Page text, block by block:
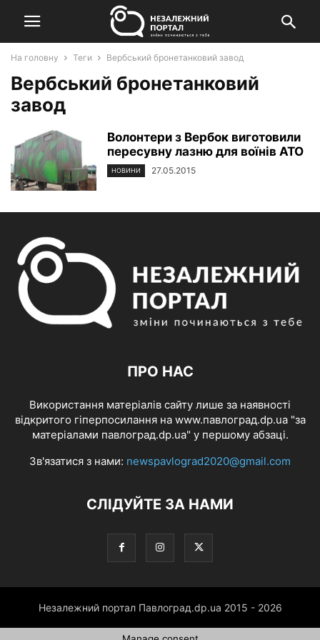
На головну Теги Вербський бронетанковий завод
Вербський бронетанковий
завод
Волонтери з Вербок виготовили
пересувну лазню для воїнів АТО
НОВИНИ 27.05.2015
ПРО НАС
Використання матеріалів сайту лише за наявності
відкритого гіперпосилання на www.павлоград.dp.ua "за
матеріалами павлоград.dp.ua" у першому абзаці.
Зв'язатися з нами: newspavlograd2020@gmail.com
СЛІДУЙТЕ ЗА НАМИ
Незалежний портал Павлоград.dp.ua 2015 - 2026